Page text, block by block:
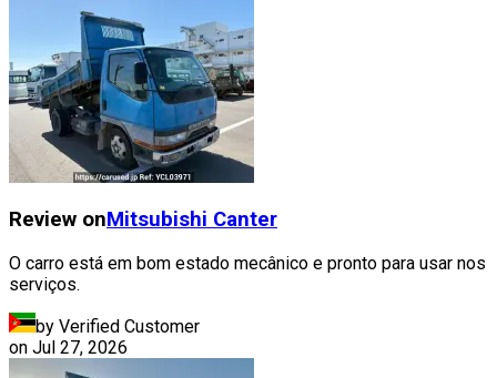
Review onMitsubishi Canter
O carro está em bom estado mecânico e pronto para usar nos
serviços.
by Verified Customer
on Jul 27, 2026